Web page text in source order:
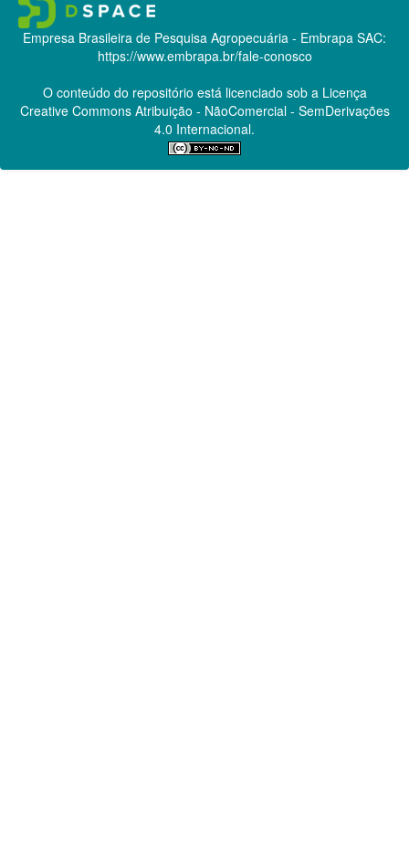
Empresa Brasileira de Pesquisa Agropecuária - Embrapa SAC:
https://www.embrapa.br/fale-conosco
O conteúdo do repositório está licenciado sob a Licença
Creative CommonsAtribuição - NãoComercial - SemDerivações
4.0 Internacional.